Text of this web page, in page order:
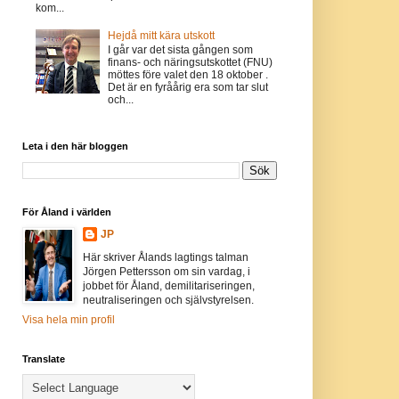
kom...
Hejdå mitt kära utskott
I går var det sista gången som
finans- och näringsutskottet (FNU)
möttes före valet den 18 oktober .
Det är en fyråårig era som tar slut
och...
Leta i den här bloggen
För Åland i världen
JP
Här skriver Ålands lagtings talman
Jörgen Pettersson om sin vardag, i
jobbet för Åland, demilitariseringen,
neutraliseringen och självstyrelsen.
Visa hela min profil
Translate